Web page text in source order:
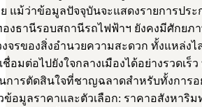
แม้ว่าข้อมูลปัจจุบันจะแสดงรายการประ
องธานีรอบสถานีรถไฟฟ้าฯ ยังคงมีศักยภ
จรของสิ่งอำนวยความสะดวก ทั้งแหล่ง
อมต่อไปยังใจกลางเมืองได้อย่างรวดเ
การตัดสินใจที่ชาญฉลาดสำหรับทั้งการ
ข้อมูลราคาและตัวเลือก: ราคาอสังหาริ